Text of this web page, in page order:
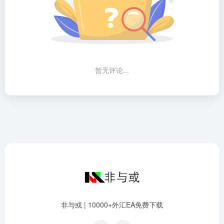
暂无评论...
非与或 | 10000+外汇EA免费下载